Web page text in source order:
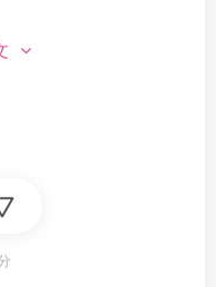
因，目前106人中已有